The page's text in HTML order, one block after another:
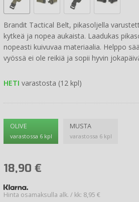
Brandit Tactical Belt, pikasoljella
kytkeä ja nopea aukaista. Laadukas
nopeasti kuivuvaa materiaalia. Helppo
vyössä ei ole reikiä ja sopii hyvin
HETI varastosta (12 kpl)
OLIVE
varastossa 6 kpl
MUSTA
varastossa 6 kpl
18,90 €
Hinta osamaksulla alk. / kk: 8,95 €